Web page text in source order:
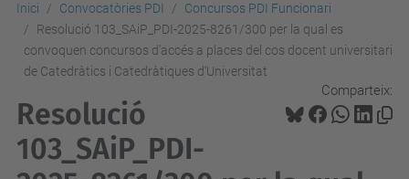
Inici Convocatòries PDI
Concursos PDI Funcionari
Resolució 103_SAiP_PDI-2025-8261/300 per la qual es
convoquen concursos d'accés a places del cos docent universitari
de Catedràtics i Catedràtiques d'Universitat
Comparteix:
Resolució
103_SAiP_PDI-